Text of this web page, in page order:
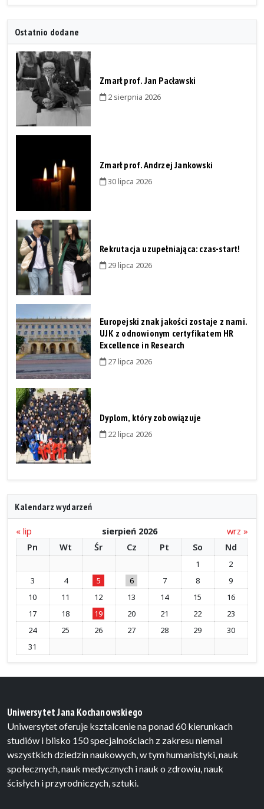
Ostatnio dodane
Zmarł prof. Jan Pacławski
2 sierpnia 2026
Zmarł prof. Andrzej Jankowski
30 lipca 2026
Rekrutacja uzupełniająca: czas-start!
29 lipca 2026
Europejski znak jakości zostaje z nami.
UJK z odnowionym certyfikatem HR
Excellence in Research
27 lipca 2026
Dyplom, który zobowiązuje
22 lipca 2026
Kalendarz wydarzeń
« lip sierpień 2026
wrz »
Pn
Wt Śr Cz Pt So Nd
1
2
3
4 5 6 7 8
9
10
11 12 13 14 15
16
17
18 19 20 21 22
23
24
25 26 27 28 29
30
31
Uniwersytet Jana Kochanowskiego
Uniwersytet oferuje ksztalcenie na ponad 60 kierunkach
studiów i blisko 150 specjalnościach z zakresu niemal
wszystkich dziedzin naukowych, w tym humanistyki, nauk
społecznych, nauk medycznych i nauk o zdrowiu, nauk
ścisłych i przyrodniczych, sztuki.